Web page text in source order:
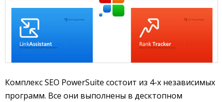
Комплекс SEO PowerSuite состоит из 4-х независимых
программ. Все они выполнены в десктопном